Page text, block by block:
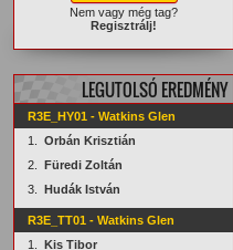
Nem vagy még tag?
Regisztrálj!
LEGUTOLSÓ EREDMÉNY
R3E_HY01 - Watkins Glen
1. Orbán Krisztián
2. Füredi Zoltán
3. Hudák István
R3E_TT01 - Watkins Glen
1. Kis Tibor